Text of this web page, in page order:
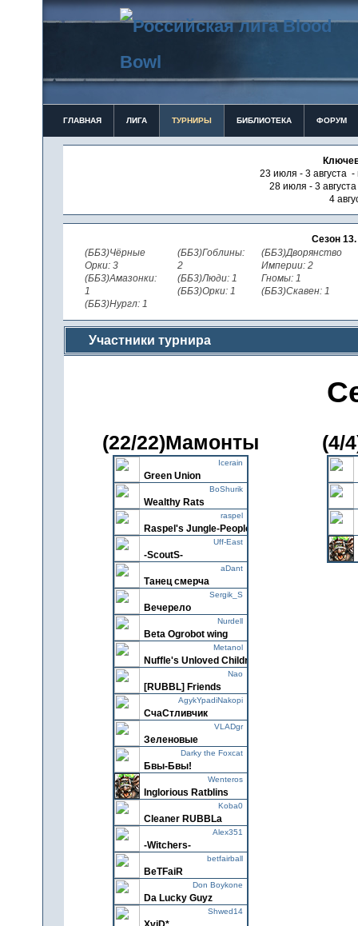
ГЛАВНАЯ ЛИГА ТУРНИРЫ БИБЛИОТЕКА ФОРУМ
23 июля - 3 августа -
28 июля - 3
4
Сезон 13.
(ББ3)Чёрные
Орки: 3
(ББ3)Амазонки:
1
(ББ3)Нургл: 1
(ББ3)Гоблины:
2
(ББ3)Люди: 1
(ББ3)Орки: 1
(ББ3)Дворянство
Империи: 2
Гномы: 1
(ББ3)Скавен: 1
Участники турнира
(22/22)Мамонты
Icerain
Green Union
BoShurik
Wealthy Rats
raspel
Raspel's Jungle-People
Uff-East
-ScoutS-
aDant
Танец смерча
Sergik_S
Вечерело
Nurdell
Beta Ogrobot wing
Metanol
Nuffle's Unloved Children
Nao
[RUBBL] Friends
AgykYpadiNakopi
СчаСтливчик
VLADgr
Зеленовые
Darky the Foxcat
Бвы-Бвы!
Wenteros
Inglorious Ratblins
Koba0
Cleaner RUBBLa
Alex351
-Witchers-
betfairball
BeTFaiR
Don Boykone
Da Lucky Guyz
Shwed14
(4/